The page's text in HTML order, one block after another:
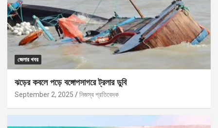
জেলার খবর
ঝড়ের কবলে পড়ে বঙ্গোপসাগরে ট্রলার ডুবি
September 2, 2025 নিজস্ব প্রতিবেদক